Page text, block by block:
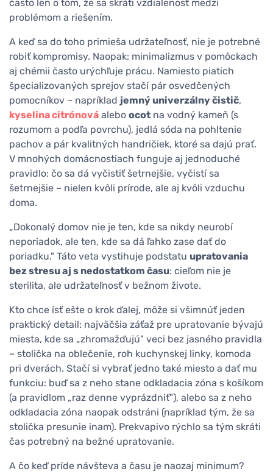
často len o tom, že sa skráti vzdialenosť medzi
problémom a riešením.
A keď sa do toho primieša udržateľnosť, nie je potrebné
robiť kompromisy. Naopak: minimalizmus v pomôckach
aj chémii často urýchľuje prácu. Namiesto piatich
špecializovaných sprejov stačí pár osvedčených
pomocníkov – napríklad jemný univerzálny čistič,
kyselina citrónová alebo ocot na vodný kameň (s
rozumom a podľa povrchu), jedlá sóda na pohltenie
pachov a pár kvalitných handričiek, ktoré sa dajú prať.
V mnohých domácnostiach funguje aj jednoduché
pravidlo: čo sa dá vyčistiť šetrnejšie, vyčistí sa
šetrnejšie – nielen kvôli prírode, ale aj kvôli vzduchu
doma.
„Dokonalý domov nie je ten, kde sa nikdy neurobí
neporiadok, ale ten, kde sa dá ľahko zase dať do
poriadku." Táto veta vystihuje podstatu upratovania
bez stresu aj s nedostatkom času: cieľom nie je
sterilita, ale udržateľnosť v bežnom živote.
Kto chce ísť ešte o krok ďalej, môže si všimnúť jeden
praktický detail: najväčšia záťaž pre upratovanie bývajú
miesta, kde sa „zhromažďujú" veci bez jasného pravidla
– stolička na oblečenie, roh kuchynskej linky, komoda
pri dverách. Stačí si vybrať jedno také miesto a dať mu
funkciu: buď sa z neho stane odkladacia zóna s košíkom
(a pravidlom „raz denne vyprázdniť"), alebo sa z neho
odkladacia zóna naopak odstráni (napríklad tým, že sa
stolička presunie inam). Prekvapivo rýchlo sa tým skráti
čas potrebný na bežné upratovanie.
A čo keď príde návšteva a času je naozaj minimum?